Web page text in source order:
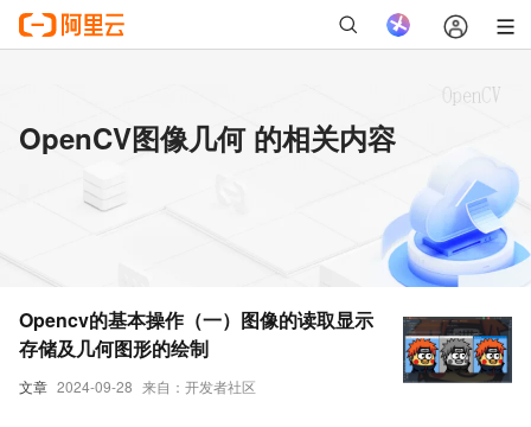
OpenCV图像几何 的相关内容
文章 2024-09-28 来自：开发者社区
Opencv的基本操作（一）图像的读取显示
存储及几何图形的绘制